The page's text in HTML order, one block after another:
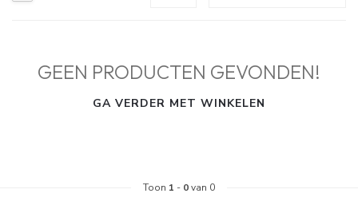
GEEN PRODUCTEN GEVONDEN!
GA VERDER MET WINKELEN
Toon 1 - 0van 0